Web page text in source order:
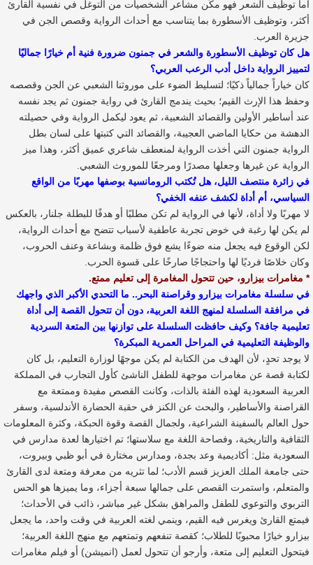
أما توظيف الشعر فهو مكّن مشاعر الشخصيات من التوغل في نفسية القارئ
أكثر، وتوظيف الأسطورة بما يتناسب مع أحداث الرواية وقصص الجن في
جزيرة العرب.
هل كان توظيف الأسطورة والشعر في جمنون ضرورة فنية أم خيارًا جماليًا
لتمييز الرواية داخل أدب الرعب العربي؟
كان خياراً جمالياً ذكيًا؛ لتسليط الضوء على موروثنا الشعبي عن الجن وقصصه
وحفظ هذا الإرث القيم؛ بحيث يندمج القارئ في رواية جمنون ثم يجد نفسه
عند أساطير الأولين والقصائد الشعبية، ثم يعود ليكمل الرواية وفي حصيلته
الدهشة من حكايا الماضي العجيبة، والقصائد التي كتبتها على لسان بطل
الرواية جمنون التي أخذت الرواية لمنعطف شاعري عميق أكثر، وهذا ميز
الرواية عن غيرها وجعلها مصدرًا ومرجعًا للموروث الشعبي.
في زائرة منتصف الليل، هل تُكتب الرومانسية بوصفها مهربًا من الواقع
السياسي، أم أداة لكشف عنفه الخفي؟
لا مهربًا ولا أداة، لأنها في الرواية لم تكن مطلبًا أو هدفًا للبطلة جلنار، بالعكس
لم يكن لها رغبة في خوض تجربة عاطفية لأسباب تتضح مع أحداث الرواية،
لكن الوقوع فيه يجعل منه ضوءًا يشع فوق ظلمة وبشاعة وعنف الحروب،
وكان خلاصًا فرديًا لها واحتجاجًا صارخًا على قسوة الحرب.
* مغامرات بيزارو، حين تتحول المغامرة إلى تعليم ممتع.
في سلسلة مغامرات بيزارو وقراصنة البحر.. ما التحدي الأكبر الذي واجهك
في مرافقة السلسلة لمنهج اللغة العربية، دون أن تتحول القصة إلى أداة
تعليمية جافة؟ وكيف حافظت السلسلة على توازنها بين المتعة السردية
والوظيفة التعليمية في المراحل العمرية المبكرة؟
لا يوجد تحدٍ، لأن الهدف من الكتابة لم يكن موجهًا لوزارة التعليم، بل كان
لكتابة قصة عن مغامرات موجهة للطفل الناشئ كأول التجارب في المملكة
العربية السعودية لهذه الفئة بالذات، وكانت القصص مفيدة وممتعة مع
القراصنة والأساطير، والبحث عن الكنز في حقبة الحضارة الأندلسية، وسفر
حول العالم بالسفينة الشراعية، ولجمال القصة وقوة الحبكة، وكثرة المعلومات
الثقافية والتاريخية، وفصاحة اللغة مع سلاستها؛ تم اختيارها لعدة مدارس في
السعودية مثل: أكاديمية وعد بجدة، ومدارس مختارة في أبو ظبي وبيروت،
حتى جامعة الملك العزيز قسم الأدب؛ لما تثريه من معرفة ومتعة لدى القارئ
والمتعلم، واستمرت القصص على جمالها سبعة أجزاء، وما يميزها هو الحس
التربوي والتوعوي للطفل والمراهق بشكل غير مباشر، ذائب في الأحداث؛
فيمتع القارئ ويغرس فيه القيم، وينمي لغته العربية في وقت واحد، ما يجعل
بيزارو خيارًا محبوبًا للطلاب؛ كقصة تنفعهم وتمتعهم مع منهج اللغة العربية؛
فيتحول التعليم إلى متعة، وأرجو أن تتحول لعمل (انميشن) أو فيلم مغامرات